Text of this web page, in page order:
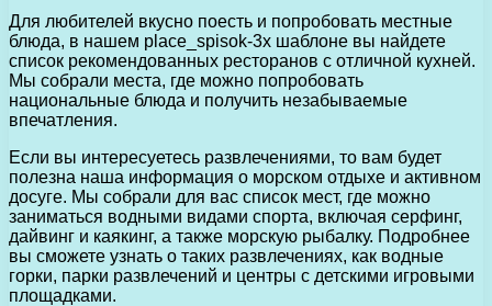
Для любителей вкусно поесть и попробовать местные
блюда, в нашем place_spisok-3x шаблоне вы найдете
список рекомендованных ресторанов с отличной кухней.
Мы собрали места, где можно попробовать
национальные блюда и получить незабываемые
впечатления.
Если вы интересуетесь развлечениями, то вам будет
полезна наша информация о морском отдыхе и активном
досуге. Мы собрали для вас список мест, где можно
заниматься водными видами спорта, включая серфинг,
дайвинг и каякинг, а также морскую рыбалку. Подробнее
вы сможете узнать о таких развлечениях, как водные
горки, парки развлечений и центры с детскими игровыми
площадками.